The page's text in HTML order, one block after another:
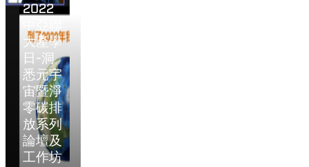
2022
中亞聯
大產學
日-洞
悉元宇
宙暨淨
零碳排
放系列
論壇及
工作坊